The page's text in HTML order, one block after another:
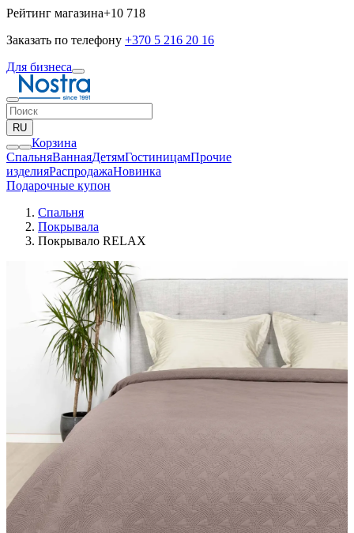
Рейтинг магазина+10 718
Заказать по телефону +370 5 216 20 16
Для бизнеса
RU
Корзина
СпальняВаннаяДетямГостиницамПрочие
изделияPаспродажаНовинка
Подарочные купон
Спальня
Покрывала
Покрывало RELAX